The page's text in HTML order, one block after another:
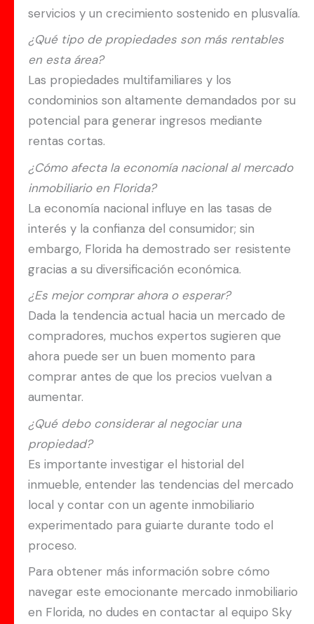
servicios y un crecimiento sostenido en plusvalía.
¿Qué tipo de propiedades son más rentables
en esta área?
Las propiedades multifamiliares y los
condominios son altamente demandados por su
potencial para generar ingresos mediante
rentas cortas.
¿Cómo afecta la economía nacional al mercado
inmobiliario en Florida?
La economía nacional influye en las tasas de
interés y la confianza del consumidor; sin
embargo, Florida ha demostrado ser resistente
gracias a su diversificación económica.
¿Es mejor comprar ahora o esperar?
Dada la tendencia actual hacia un mercado de
compradores, muchos expertos sugieren que
ahora puede ser un buen momento para
comprar antes de que los precios vuelvan a
aumentar.
¿Qué debo considerar al negociar una
propiedad?
Es importante investigar el historial del
inmueble, entender las tendencias del mercado
local y contar con un agente inmobiliario
experimentado para guiarte durante todo el
proceso.
Para obtener más información sobre cómo
navegar este emocionante mercado inmobiliario
en Florida, no dudes en contactar al equipo Sky